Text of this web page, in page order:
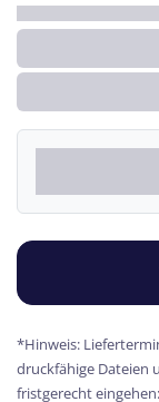
*Hinweis:
druckfähige Dateien
fristgerecht eingehen: